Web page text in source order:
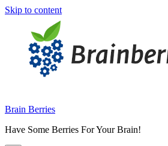
Skip to content
Brain Berries
Have Some Berries For Your Brain!